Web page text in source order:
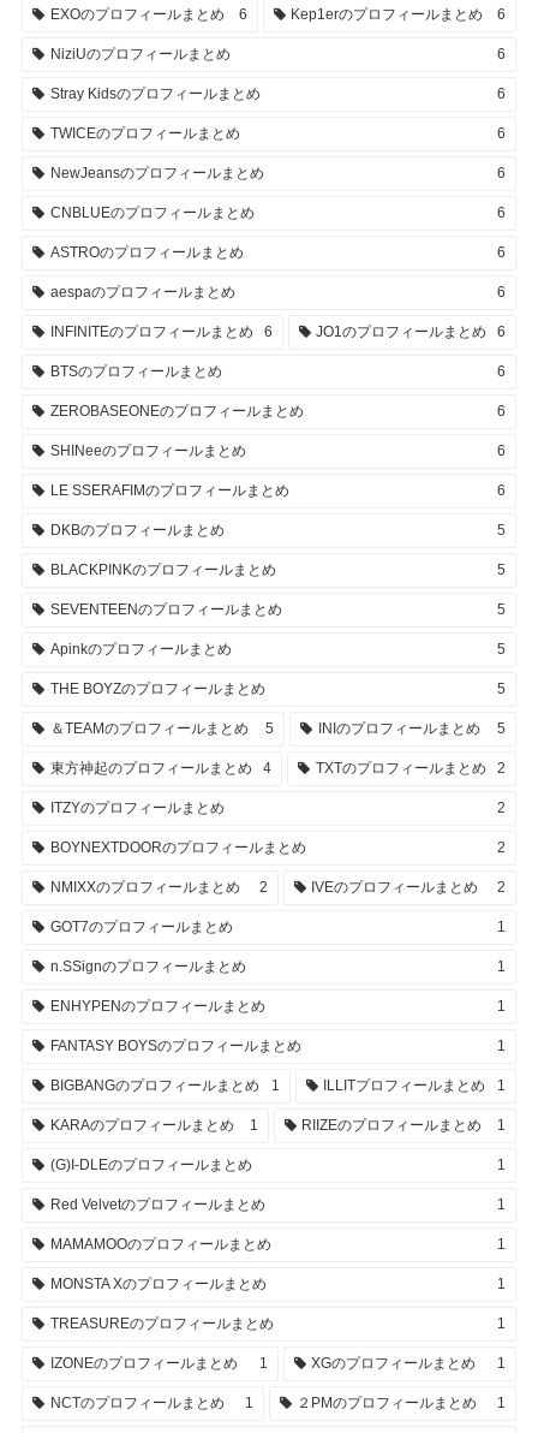
EXOのプロフィールまとめ 6 Kep1erのプロフィールまとめ 6
NiziUのプロフィールまとめ 6
Stray Kidsのプロフィールまとめ 6
TWICEのプロフィールまとめ 6
NewJeansのプロフィールまとめ 6
CNBLUEのプロフィールまとめ 6
ASTROのプロフィールまとめ 6
aespaのプロフィールまとめ 6
INFINITEのプロフィールまとめ 6 JO1のプロフィールまとめ 6
BTSのプロフィールまとめ 6
ZEROBASEONEのプロフィールまとめ 6
SHINeeのプロフィールまとめ 6
LE SSERAFIMのプロフィールまとめ 6
DKBのプロフィールまとめ 5
BLACKPINKのプロフィールまとめ 5
SEVENTEENのプロフィールまとめ 5
Apinkのプロフィールまとめ 5
THE BOYZのプロフィールまとめ 5
＆TEAMのプロフィールまとめ 5 INIのプロフィールまとめ 5
東方神起のプロフィールまとめ 4 TXTのプロフィールまとめ 2
ITZYのプロフィールまとめ 2
BOYNEXTDOORのプロフィールまとめ 2
NMIXXのプロフィールまとめ 2 IVEのプロフィールまとめ 2
GOT7のプロフィールまとめ 1
n.SSignのプロフィールまとめ 1
ENHYPENのプロフィールまとめ 1
FANTASY BOYSのプロフィールまとめ 1
BIGBANGのプロフィールまとめ 1 ILLITプロフィールまとめ 1
KARAのプロフィールまとめ 1 RIIZEのプロフィールまとめ 1
(G)I-DLEのプロフィールまとめ 1
Red Velvetのプロフィールまとめ 1
MAMAMOOのプロフィールまとめ 1
MONSTA Xのプロフィールまとめ 1
TREASUREのプロフィールまとめ 1
IZONEのプロフィールまとめ 1 XGのプロフィールまとめ 1
NCTのプロフィールまとめ 1 ２PMのプロフィールまとめ 1